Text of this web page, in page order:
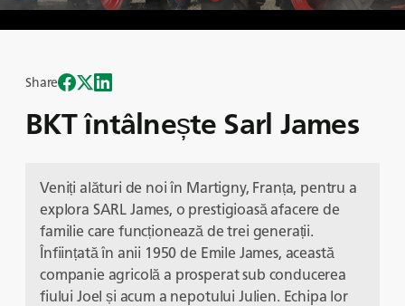
BKT întâlnește Sarl James
Share
Veniți alături de noi în Martigny, Franța, pentru a
explora SARL James, o prestigioasă afacere de
familie care funcționează de trei generații.
Înființată în anii 1950 de Emile James, această
companie agricolă a prosperat sub conducerea
fiului Joel și acum a nepotului Julien. Echipa lor